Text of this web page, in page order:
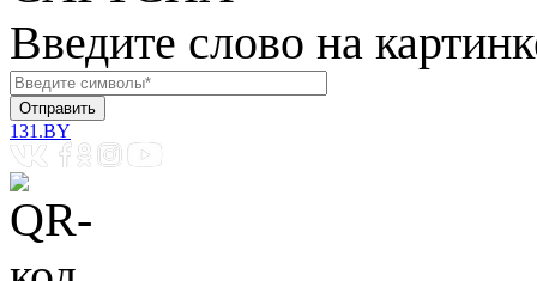
Введите слово на
131.BY